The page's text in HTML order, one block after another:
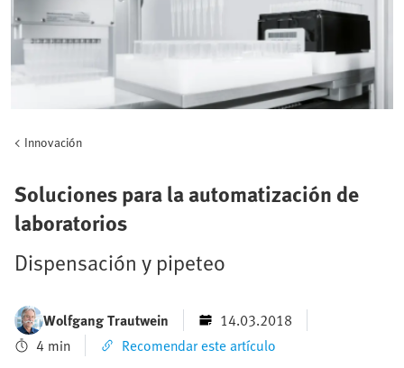
Innovación
Soluciones para la automatización de
laboratorios
Dispensación y pipeteo
Wolfgang Trautwein
14.03.2018
4 min
Recomendar este artículo